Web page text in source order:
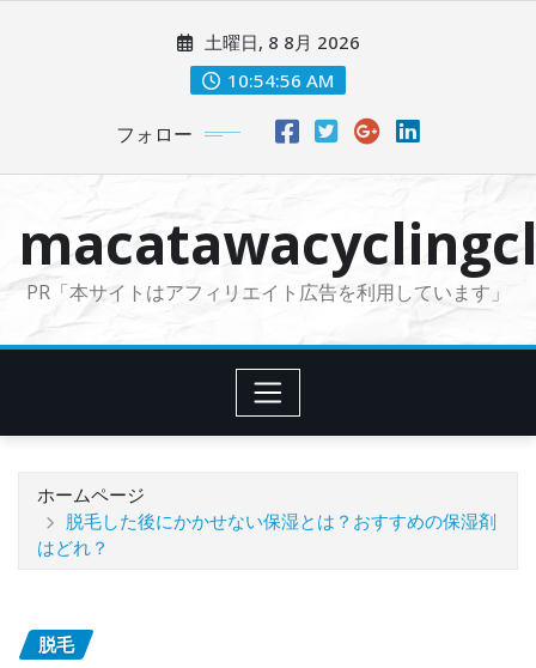
に
土曜日, 8 8月 2026
10:54:57 AM
フォロー
PR「本サイトはアフィリエイト広告を利用しています」
ホームページ
脱毛した後にかかせない保湿とは？おすすめの保湿剤
はどれ？
脱毛